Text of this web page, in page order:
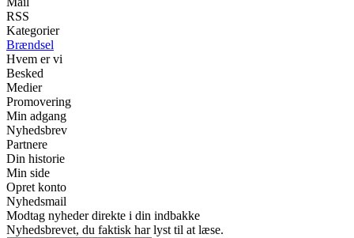
RSS
Kategorier
Brændsel
Hvem er vi
Besked
Medier
Promovering
Min adgang
Nyhedsbrev
Partnere
Din historie
Min side
Opret konto
Nyhedsmail
Modtag nyheder direkte i din indbakke
Nyhedsbrevet, du faktisk har lyst til at læse.